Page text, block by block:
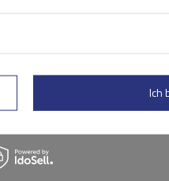
Mont Blanc AMC 5416
Ich